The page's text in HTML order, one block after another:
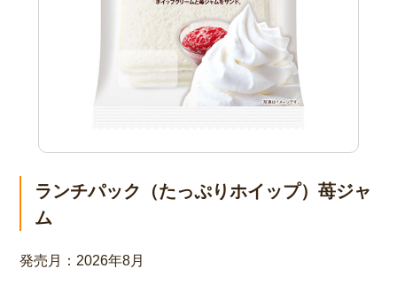
ランチパック（たっぷりホイップ）苺ジャ
ム
発売月： 2026年8月